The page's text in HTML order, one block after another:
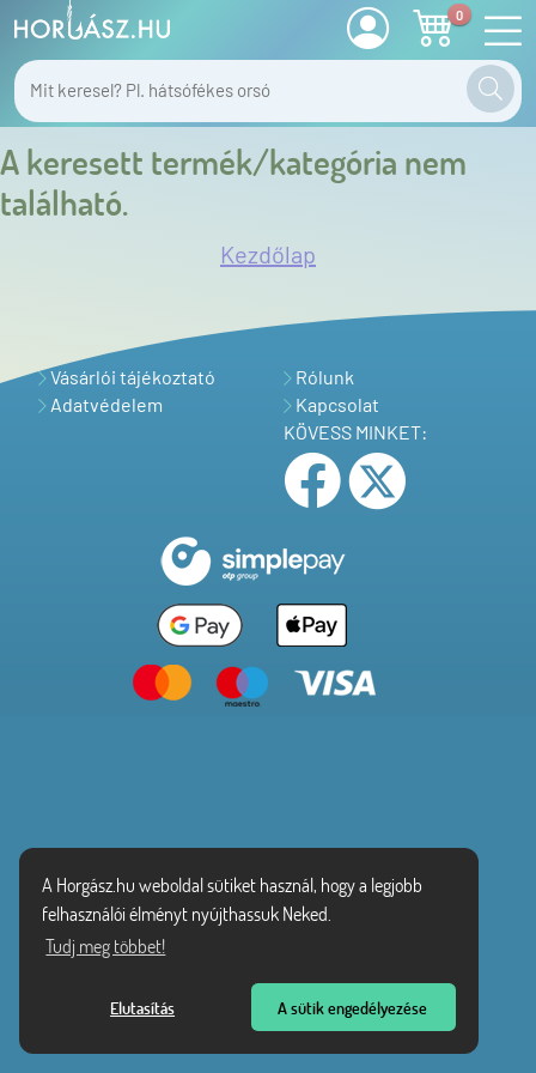
A Horgász.hu weboldal sütiket használ, hogy a legjobb
felhasználói élményt nyújthassuk Neked.
Tudj meg többet!
Elutasítás A sütik engedélyezése
0
A keresett termék/kategória nem
található.
Kezdőlap
Vásárlói tájékoztató
Adatvédelem
Rólunk
Kapcsolat
KÖVESS MINKET: